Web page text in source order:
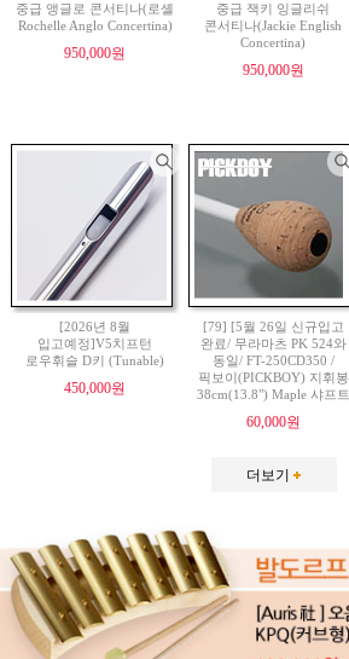
중급 앵글로 콘서티나(로셸
Rochelle Anglo Concertina)
950,000원
중급 잭키 잉글리쉬
콘서티나(Jackie English
Concertina)
950,000원
[2026년 8월
입고예정]V5치프턴
로우휘슬 D키 (Tunable)
450,000원
[79] [5월 26일 신규입고
완료/ 무라마츠 PK 524와
동일/ FT-250CD350 /
픽보이(PICKBOY) 지휘봉
38cm(13.8") Maple 샤프트
60,000원
더보기